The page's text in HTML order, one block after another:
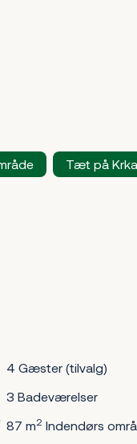
Tæt på
4 Gæster (tilvalg)
3 Badeværelser
87 m2 Indendørs